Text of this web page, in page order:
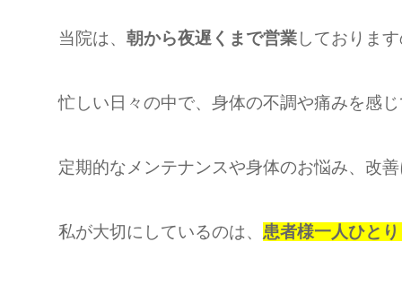
当院は、 朝から夜遅くまで営業しておりま
忙しい日々の中で、身体の不調や痛みを感
定期的なメンテナンスや身体のお悩み、改
私が大切にしているのは、 患者様一人ひと